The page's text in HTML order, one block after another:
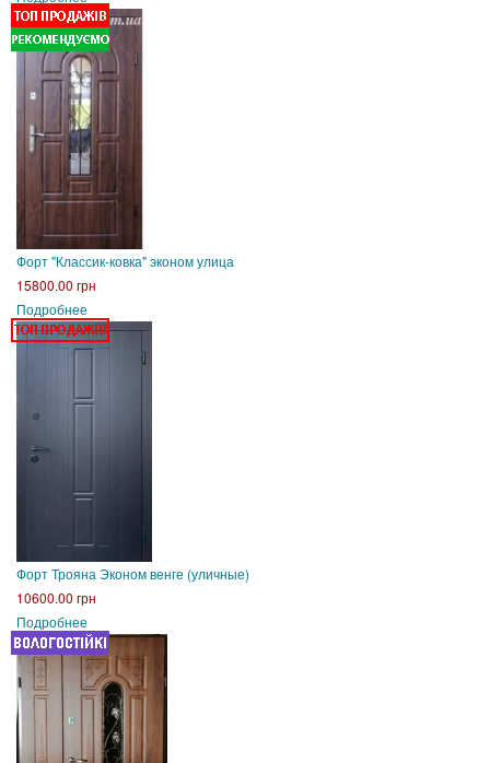
Форт "Классик-ковка" эконом улица
15800.00 грн
Подробнее
Форт Трояна Эконом венге (уличные)
10600.00 грн
Подробнее